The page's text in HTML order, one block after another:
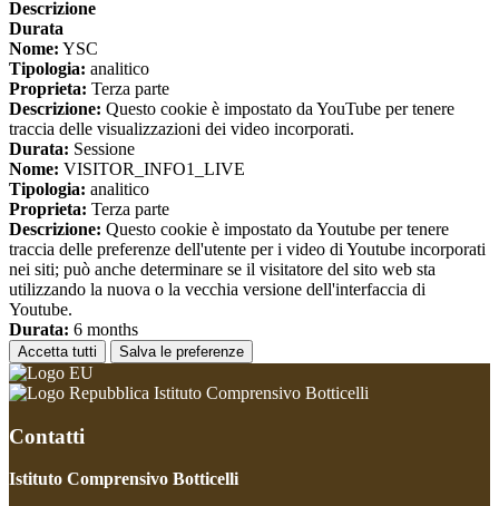
Descrizione
Durata
Nome: YSC
Tipologia: analitico
Proprieta: Terza parte
Descrizione: Questo cookie è impostato da YouTube per tenere
traccia delle visualizzazioni dei video incorporati.
Durata: Sessione
Nome: VISITOR_INFO1_LIVE
Tipologia: analitico
Proprieta: Terza parte
Descrizione: Questo cookie è impostato da Youtube per tenere
traccia delle preferenze dell'utente per i video di Youtube incorporati
nei siti; può anche determinare se il visitatore del sito web sta
utilizzando la nuova o la vecchia versione dell'interfaccia di
Youtube.
Durata: 6 months
Accetta tutti Salva le preferenze
Istituto Comprensivo Botticelli
Contatti
Istituto Comprensivo Botticelli